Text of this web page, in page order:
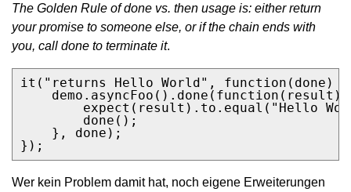
The Golden Rule of done vs. then usage is: either return
your promise to someone else, or if the chain ends with
you, call done to terminate it.
it("returns Hello World", function(done) {
demo.asyncFoo().done(function(result)
expect(result).to.equal("Hello
        done();
    }, done);
});
Wer kein Problem damit hat, noch eigene Erweiterungen